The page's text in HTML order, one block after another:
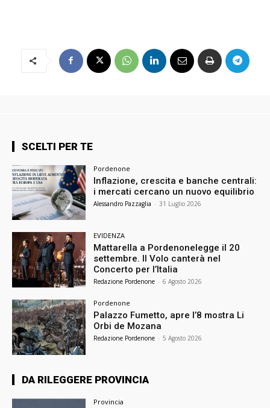
SCELTI PER TE
Pordenone
Inflazione, crescita e banche centrali:
i mercati cercano un nuovo equilibrio
Alessandro Pazzaglia - 31 Luglio 2026
EVIDENZA
Mattarella a Pordenonelegge il 20
settembre. Il Volo canterà nel
Concerto per l’Italia
Redazione Pordenone - 6 Agosto 2026
Pordenone
Palazzo Fumetto, apre l’8 mostra Li
Orbi de Mozana
Redazione Pordenone - 5 Agosto 2026
DA RILEGGERE PROVINCIA
Provincia